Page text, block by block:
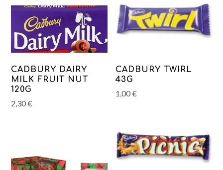
CADBURY DAIRY
MILK FRUIT NUT
120G
2,30€
CADBURY TWIRL
43G
1,00€